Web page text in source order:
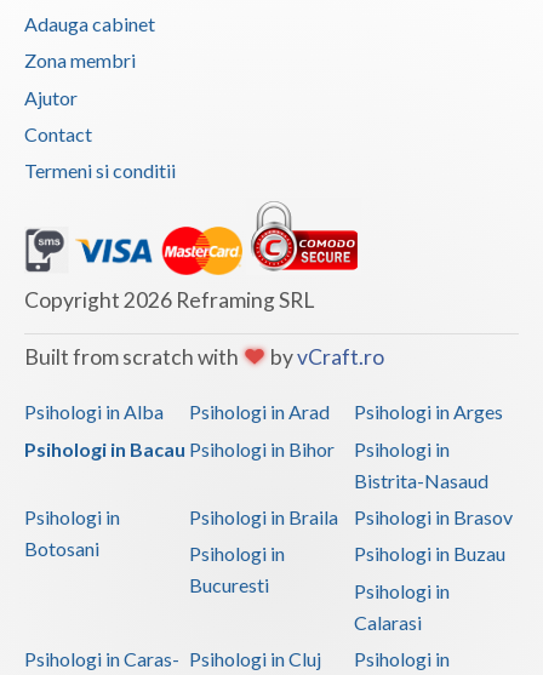
Adauga cabinet
Zona membri
Ajutor
Contact
Termeni si conditii
Copyright 2026 Reframing SRL
Built from scratch with byvCraft.ro
Psihologi in Alba Psihologi in Arad
Psihologi in Arges
Psihologi in Bacau Psihologi in Bihor
Psihologi in
Bistrita-Nasaud
Psihologi in
Botosani
Psihologi in Braila
Psihologi in Brasov
Psihologi in
Bucuresti
Psihologi in Buzau
Psihologi in
Calarasi
Psihologi in Caras- Psihologi in Cluj
Psihologi in